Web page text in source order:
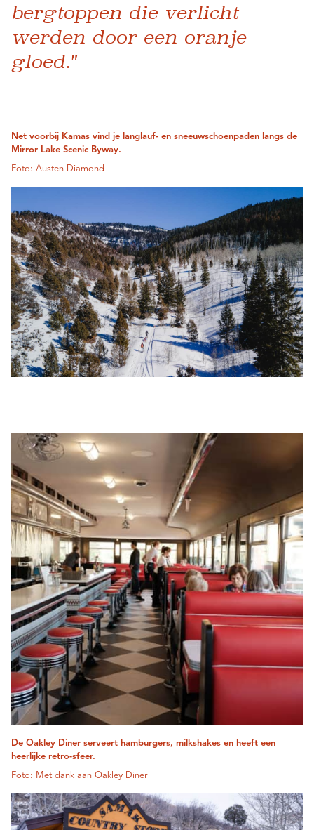
bergtoppen die verlicht
werden door een oranje
gloed."
Net voorbij Kamas vind je langlauf- en sneeuwschoenpaden langs de
Mirror Lake Scenic Byway.
Foto: Austen Diamond
De Oakley Diner serveert hamburgers, milkshakes en heeft een
heerlijke retro-sfeer.
Foto: Met dank aan Oakley Diner